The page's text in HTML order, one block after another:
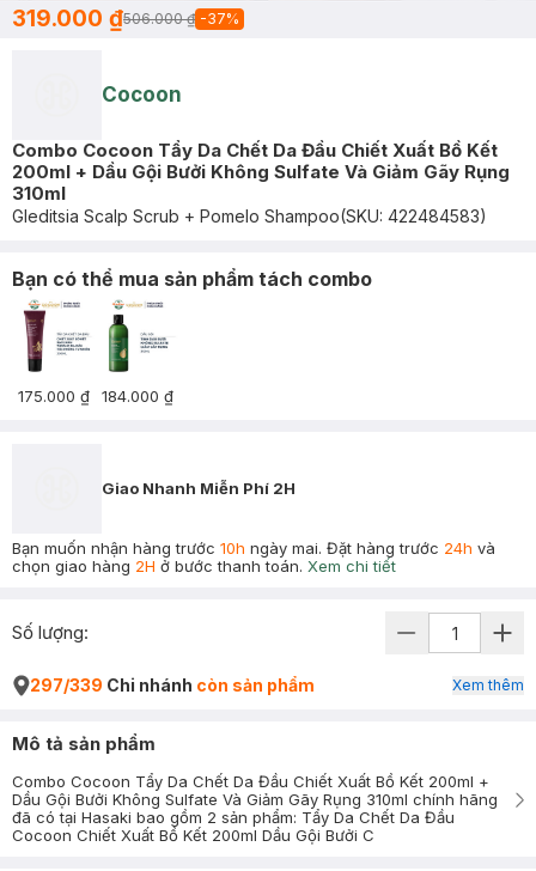
319.000 ₫506.000 ₫ -37%
Cocoon
Combo Cocoon Tẩy Da Chết Da Đầu Chiết Xuất Bồ Kết
200ml + Dầu Gội Bưởi Không Sulfate Và Giảm Gãy Rụng
310ml
Gleditsia Scalp Scrub + Pomelo Shampoo(SKU: 422484583)
Bạn có thể mua sản phẩm tách combo
175.000 ₫ 184.000 ₫
Giao Nhanh Miễn Phí 2H
Bạn muốn nhận hàng trước 10h ngày mai. Đặt hàng trước 24h và
chọn giao hàng 2H ở bước thanh toán. Xem chi tiết
Số lượng:
297/339 Chi nhánh còn sản phẩm Xem thêm
Mô tả sản phẩm
Combo Cocoon Tẩy Da Chết Da Đầu Chiết Xuất Bồ Kết 200ml +
Dầu Gội Bưởi Không Sulfate Và Giảm Gãy Rụng 310ml chính hãng
đã có tại Hasaki bao gồm 2 sản phẩm: Tẩy Da Chết Da Đầu
Cocoon Chiết Xuất Bồ Kết 200ml Dầu Gội Bưởi C